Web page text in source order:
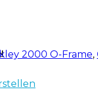
2000 O-Frame,